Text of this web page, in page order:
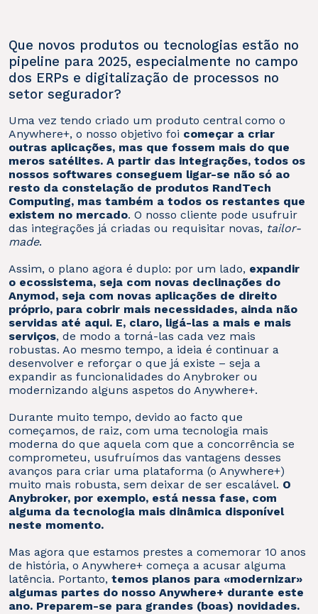
Que novos produtos ou tecnologias estão no
pipeline para 2025, especialmente no campo
dos ERPs e digitalização de processos no
setor segurador?
Uma vez tendo criado um produto central como o
Anywhere+, o nosso objetivo foi começar a criar
outras aplicações, mas que fossem mais do que
meros satélites. A partir das integrações, todos os
nossos softwares conseguem ligar-se não só ao
resto da constelação de produtos RandTech
Computing, mas também a todos os restantes que
existem no mercado. O nosso cliente pode usufruir
das integrações já criadas ou requisitar novas, tailor-
made.
Assim, o plano agora é duplo: por um lado, expandir
o ecossistema, seja com novas declinações do
Anymod, seja com novas aplicações de direito
próprio, para cobrir mais necessidades, ainda não
servidas até aqui. E, claro, ligá-las a mais e mais
serviços, de modo a torná-las cada vez mais
robustas. Ao mesmo tempo, a ideia é continuar a
desenvolver e reforçar o que já existe – seja a
expandir as funcionalidades do Anybroker ou
modernizando alguns aspetos do Anywhere+.
Durante muito tempo, devido ao facto que
começamos, de raiz, com uma tecnologia mais
moderna do que aquela com que a concorrência se
comprometeu, usufruímos das vantagens desses
avanços para criar uma plataforma (o Anywhere+)
muito mais robusta, sem deixar de ser escalável. O
Anybroker, por exemplo, está nessa fase, com
alguma da tecnologia mais dinâmica disponível
neste momento.
Mas agora que estamos prestes a comemorar 10 anos
de história, o Anywhere+ começa a acusar alguma
latência. Portanto,temos planos para «modernizar»
algumas partes do nosso Anywhere+ durante este
ano. Preparem-se para grandes (boas) novidades.